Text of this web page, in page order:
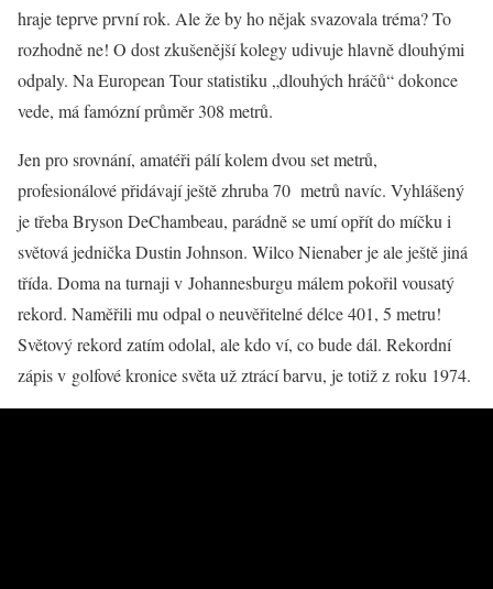
hraje teprve první rok. Ale že by ho nějak svazovala tréma? To
rozhodně ne! O dost zkušenější kolegy udivuje hlavně dlouhými
odpaly. Na European Tour statistiku „dlouhých hráčů“ dokonce
vede, má famózní průměr 308 metrů.
Jen pro srovnání, amatéři pálí kolem dvou set metrů,
profesionálové přidávají ještě zhruba 70 metrů navíc. Vyhlášený
je třeba Bryson DeChambeau, parádně se umí opřít do míčku i
světová jednička Dustin Johnson. Wilco Nienaber je ale ještě jiná
třída. Doma na turnaji v Johannesburgu málem pokořil vousatý
rekord. Naměřili mu odpal o neuvěřitelné délce 401, 5 metru!
Světový rekord zatím odolal, ale kdo ví, co bude dál. Rekordní
zápis v golfové kronice světa už ztrácí barvu, je totiž z roku 1974.